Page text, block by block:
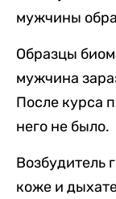
мужчины
Образцы
мужчина
После курса
него не было.
Возбудитель
коже и